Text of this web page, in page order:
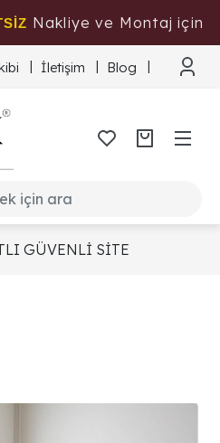
Nakliye ve Montaj için
İletişim Blog
GÜVENLİ SİTE